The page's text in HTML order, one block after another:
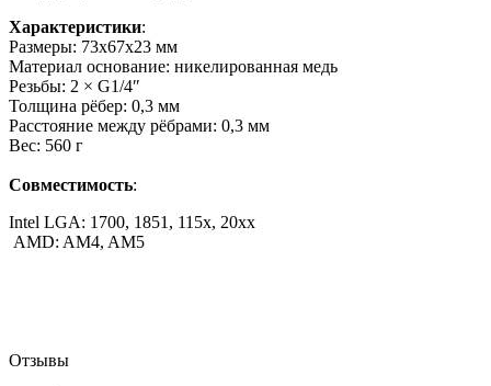
Характеристики:
Размеры: 73х67х23 мм
Материал основание: никелированная медь
Резьбы: 2 × G1/4″
Толщина рёбер: 0,3 мм
Расстояние между рёбрами: 0,3 мм
Вес: 560 г
Совместимость:
Intel LGA: 1700, 1851, 115x, 20xx
AMD: AM4, AM5
Отзывы